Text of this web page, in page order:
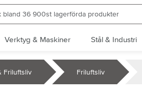
Verktyg & Maskiner Stål & Industri
Friluftsliv Friluftsliv